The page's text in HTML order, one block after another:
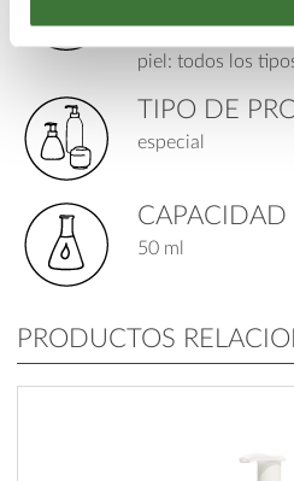
piel: todos los
TIPO DE
especial
CAPACIDAD
50 ml
PRODUCTOS